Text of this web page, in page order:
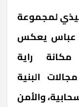
لمجموعة
عباس يعكس
مكانة راية
البنية
والأمن